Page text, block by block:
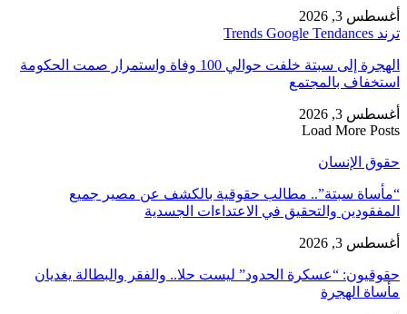
أغسطس 3, 2026
ترند Trends Google Tendances
الهجرة إلى سبتة خلفت حوالي 100 وفاة واستمرار صمت الحكومة
استخفاف بالمجتمع
أغسطس 3, 2026
Load More Posts
حقوق الإنسان
“مأساة سبتة”.. مطالب حقوقية بالكشف عن مصير جميع
المفقودين والتحقيق في الاعتداءات الجسدية
أغسطس 3, 2026
حقوقيون: “عسكرة الحدود” ليست حلا.. والفقر والبطالة يغديان
مأساة الهجرة